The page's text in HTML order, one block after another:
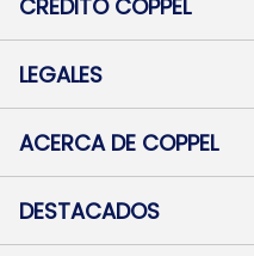
Botón de arrepentimiento
Mapa de sitio
CRÉDITO COPPEL
Solicitar Crédito
Medios de Pago
Pago Fácil Online
LEGALES
Baja contratos
Defensa al consumidor CABA
ACERCA DE COPPEL
Trabajá con Nosotros
Preguntas Frecuentes
DESTACADOS